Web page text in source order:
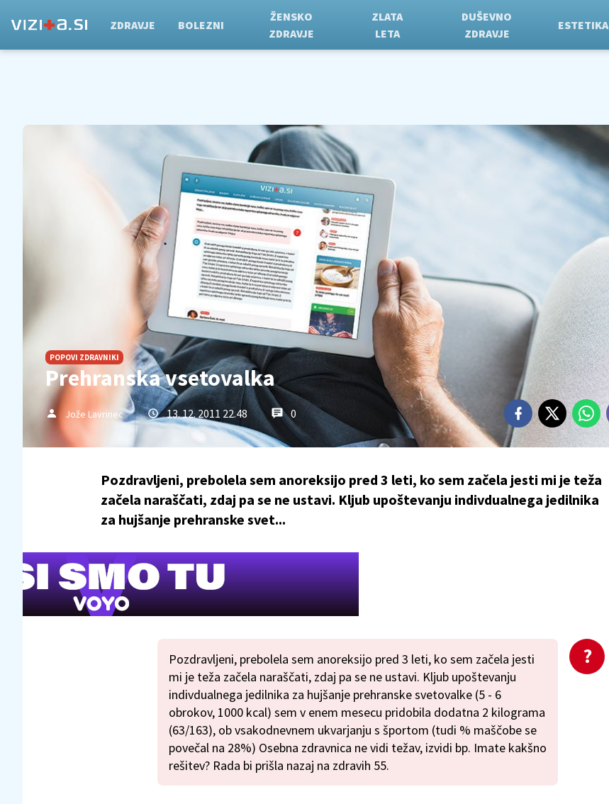
ZDRAVJE BOLEZNI
ŽENSKO
ZDRAVJE
ZLATA
LETA
DUŠEVNO
ZDRAVJE
ESTETIKA
POPOVI ZDRAVNIKI
Prehranska vsetovalka
Jože Lavrinec 13. 12. 2011 22.48 0
Pozdravljeni, prebolela sem anoreksijo pred 3 leti, ko sem začela jesti mi je teža
začela naraščati, zdaj pa se ne ustavi. Kljub upoštevanju indivdualnega jedilnika
za hujšanje prehranske svet...
Pozdravljeni, prebolela sem anoreksijo pred 3 leti, ko sem začela jesti
mi je teža začela naraščati, zdaj pa se ne ustavi. Kljub upoštevanju
indivdualnega jedilnika za hujšanje prehranske svetovalke (5 - 6
obrokov, 1000 kcal) sem v enem mesecu pridobila dodatna 2 kilograma
(63/163), ob vsakodnevnem ukvarjanju s športom (tudi % maščobe se
povečal na 28%) Osebna zdravnica ne vidi težav, izvidi bp. Imate kakšno
rešitev? Rada bi prišla nazaj na zdravih 55.